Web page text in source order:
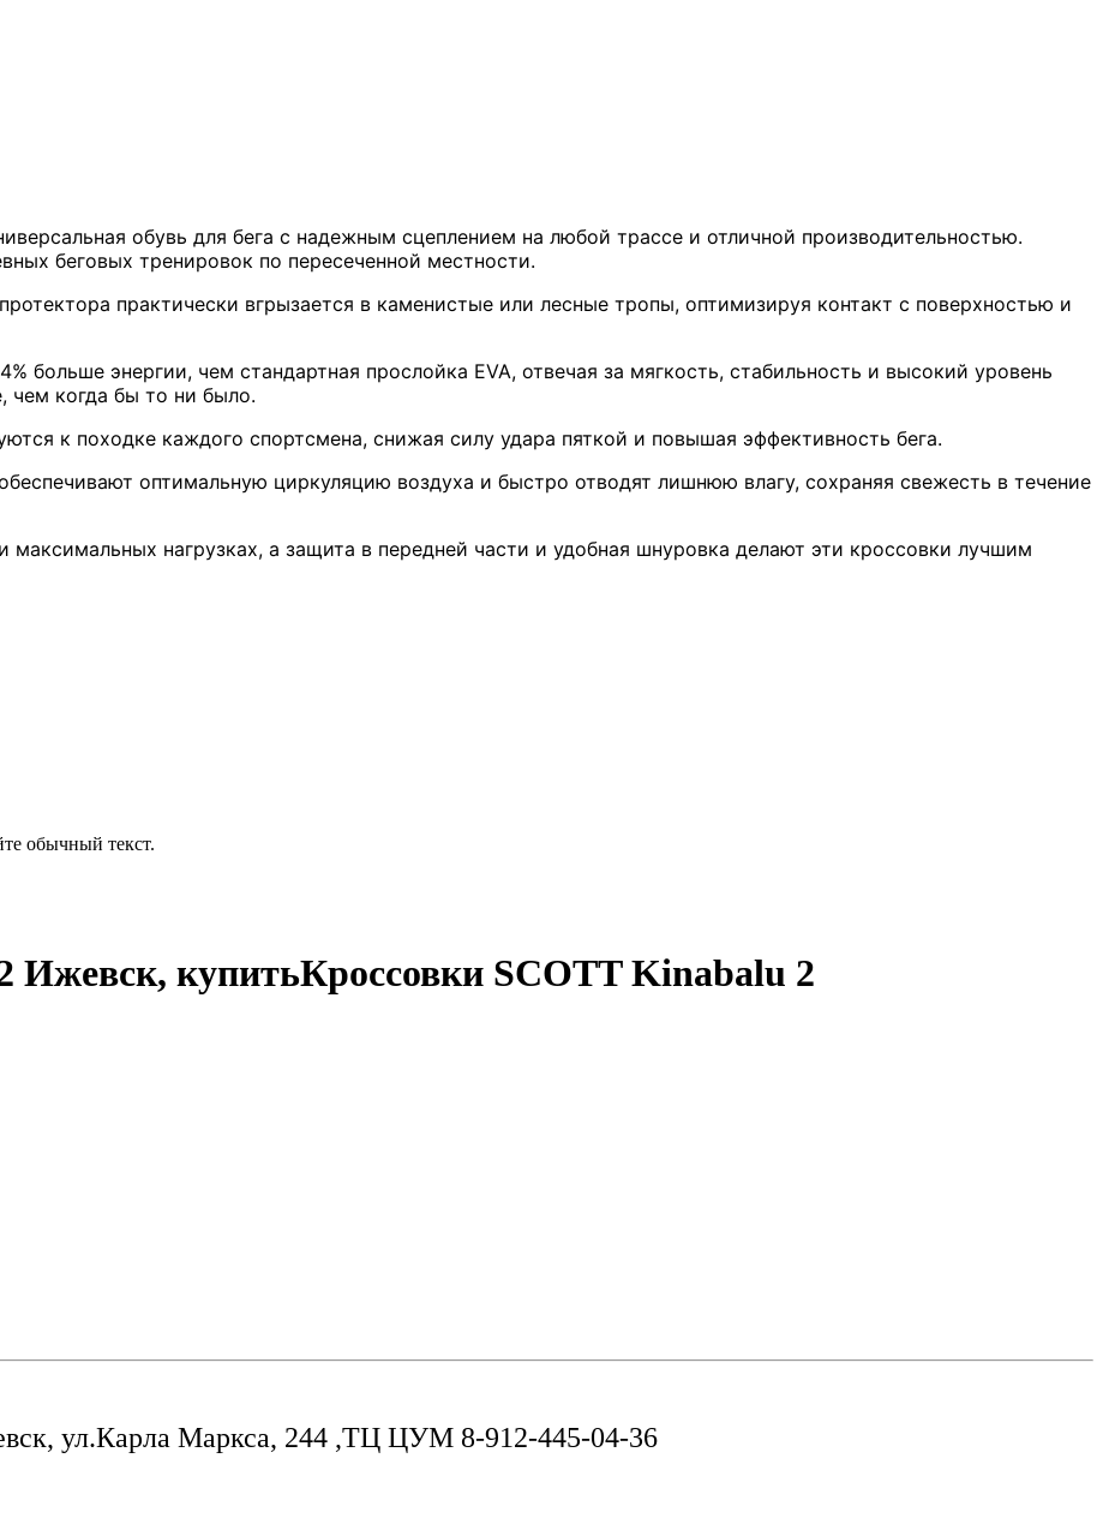
обувь для бега с надежным сцеплением на любой трассе и отличной производительностью.
беговых тренировок по пересеченной местности.
практически вгрызается в каменистые или лесные тропы, оптимизируя контакт с поверхностью и
больше энергии, чем стандартная прослойка EVA, отвечая за мягкость, стабильность и высокий уровень
чем когда бы то ни было.
к походке каждого спортсмена, снижая силу удара пяткой и повышая эффективность бега.
оптимальную циркуляцию воздуха и быстро отводят лишнюю влагу, сохраняя свежесть в течение
нагрузках, а защита в передней части и удобная шнуровка делают эти кроссовки лучшим
обычный текст.
Ижевск, купитьКроссовки SCOTT Kinabalu 2
ул.Карла Маркса, 244 ,ТЦ ЦУМ 8-912-445-04-36